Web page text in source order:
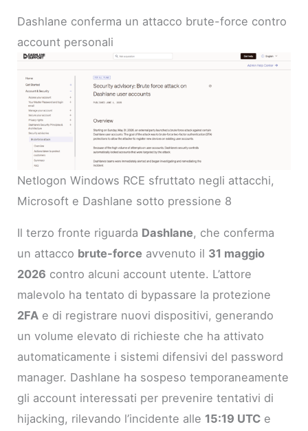
Dashlane conferma un attacco brute-force contro
account personali
Netlogon Windows RCE sfruttato negli attacchi,
Microsoft e Dashlane sotto pressione 8
Il terzo fronte riguarda Dashlane, che conferma
un attacco brute-force avvenuto il 31 maggio
2026 contro alcuni account utente. L’attore
malevolo ha tentato di bypassare la protezione
2FA e di registrare nuovi dispositivi, generando
un volume elevato di richieste che ha attivato
automaticamente i sistemi difensivi del password
manager. Dashlane ha sospeso temporaneamente
gli account interessati per prevenire tentativi di
hijacking, rilevando l’incidente alle 15:19 UTC e